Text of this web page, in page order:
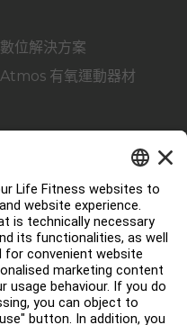
數位解決方案
Atmos 有氧運動器材